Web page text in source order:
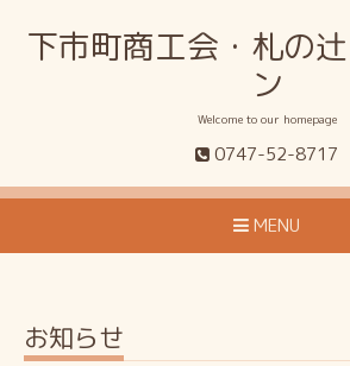
下市町商工会・札の
ン
Welcome to our homepage
0747-52-8717
MENU
お知らせ